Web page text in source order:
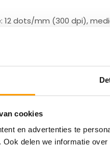
cookies
en advertenties te
delen we informatie
12 dots/mm (300 dpi),
127mm,
MB, Flash: 512 MB, real
(EU, UK), grijs